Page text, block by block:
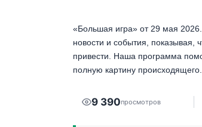
«Большая игра» от 29 мая
новости и события, показывая,
привести. Наша программа
полную картину
9 390просмотров